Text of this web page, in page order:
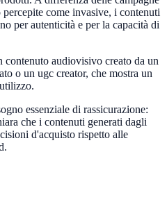
come invasive, i contenuti
per autenticità e per la capacità di
audiovisivo creato da un
o un ugc creator, che mostra un
essenziale di rassicurazione:
che i contenuti generati dagli
d'acquisto rispetto alle